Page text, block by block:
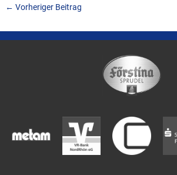
← Vorheriger Beitrag